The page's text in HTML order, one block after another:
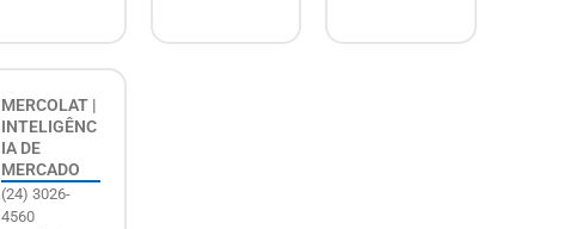
MERCOLAT |
INTELIGÊNC
IA DE
MERCADO
(24) 3026-
4560